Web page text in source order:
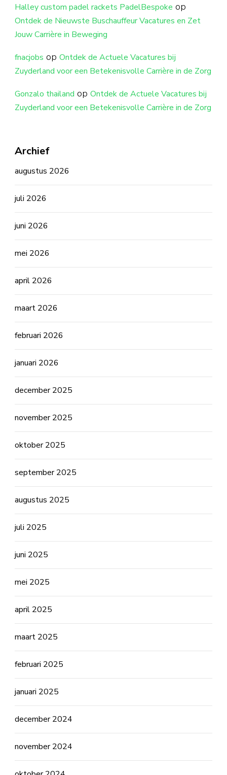
Halley custom padel rackets PadelBespoke op
Ontdek de Nieuwste Buschauffeur Vacatures en Zet
Jouw Carrière in Beweging
fnacjobs op Ontdek de Actuele Vacatures bij
Zuyderland voor een Betekenisvolle Carrière in de Zorg
Gonzalo thailand op Ontdek de Actuele Vacatures bij
Zuyderland voor een Betekenisvolle Carrière in de Zorg
Archief
augustus 2026
juli 2026
juni 2026
mei 2026
april 2026
maart 2026
februari 2026
januari 2026
december 2025
november 2025
oktober 2025
september 2025
augustus 2025
juli 2025
juni 2025
mei 2025
april 2025
maart 2025
februari 2025
januari 2025
december 2024
november 2024